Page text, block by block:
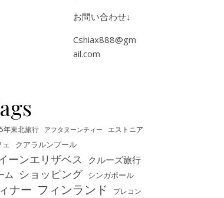
お問い合わせ↓
Cshiax888@gm
ail.com
年東北旅行 アフタヌーンティー エストニア
ェ クアラルンプール
ーンエリザベス
クルーズ旅行
ム ショッピング シンガポール
ナー フィンランド プレコン